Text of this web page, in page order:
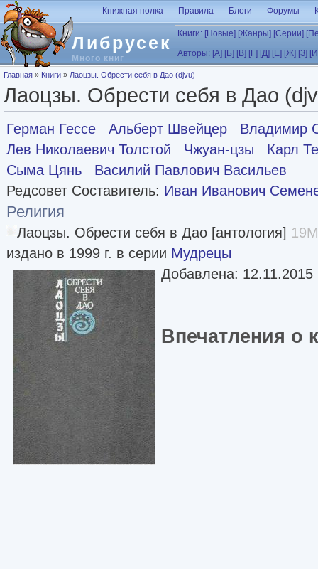
Перейти к основному содержанию
Либрусек
Много книг
Книжная полка Правила Блоги Форумы
Книги: [Новые] [Жанры] [Серии]
Авторы: [А] [Б] [В] [Г] [Д] [Е] [Ж] [З]
Вы здесь
Главная » Книги » Лаоцзы. Обрести себя в Дао (djvu)
Лаоцзы. Обрести себя в Дао
Герман Гессе Альберт Швейцер
Владимир
Лев Николаевич Толстой
Чжуан-цзы
Карл
Сыма Цянь
Василий Павлович Васильев
Редсовет Составитель: Иван Иванович
Религия
Лаоцзы. Обрести себя в Дао [антология]
издано в 1999 г. в серии Мудрецы
Добавлена: 12.11.2015
Впечатления о